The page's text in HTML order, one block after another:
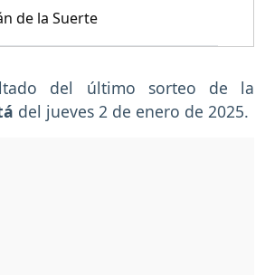
de la Suerte
del último sorteo de la
del jueves 2 de enero de 2025.